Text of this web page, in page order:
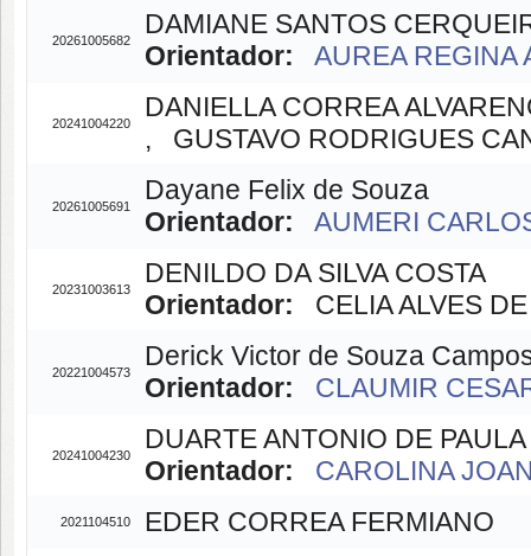
20261005682
DAMIANE SANTOS
Orientador:
AUREA REGINA
20241004220
DANIELLA CORREA
, GUSTAVO RODRIGUES
20261005691
Dayane Felix de Souza
Orientador:
AUMERI
20231003613
DENILDO DA SILVA COSTA
Orientador: CELIA ALVES
20221004573
Derick Victor de Souza
Orientador:
CLAUMIR
20241004230
DUARTE ANTONIO DE
Orientador:
CAROLINA
2021104510 EDER CORREA FERMIANO